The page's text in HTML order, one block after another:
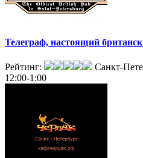
Телеграф, настоящий
Рейтинг:
Санкт-
12:00-1:00